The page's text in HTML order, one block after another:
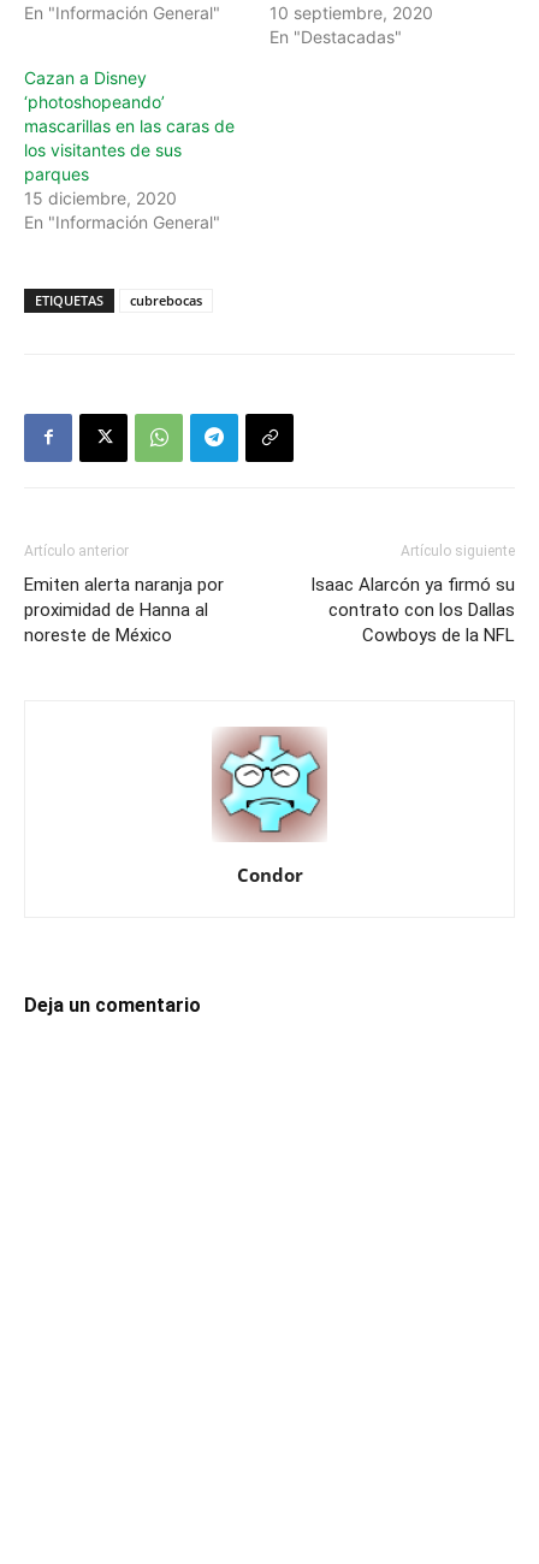
En "Información General"
10 septiembre, 2020
En "Destacadas"
Cazan a Disney
‘photoshopeando’
mascarillas en las caras de
los visitantes de sus
parques
15 diciembre, 2020
En "Información General"
ETIQUETAS cubrebocas
Artículo anterior
Emiten alerta naranja por
proximidad de Hanna al
noreste de México
Artículo siguiente
Isaac Alarcón ya firmó su
contrato con los Dallas
Cowboys de la NFL
Condor
Deja un comentario